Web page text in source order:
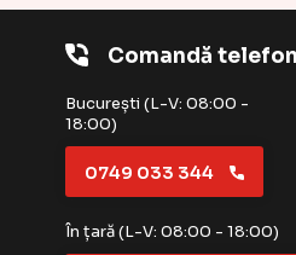
Comandă
București (L-V: 08:00 -
18:00)
0749 033 344
În țară (L-V: 08:00 - 18:00)